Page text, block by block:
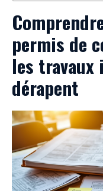
permis de
les travaux
dérapent